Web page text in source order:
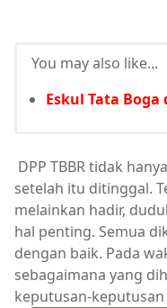
You may also like...
Eskul Tata Boga
DPP TBBR tidak
setelah itu ditinggal.
melainkan hadir,
hal penting. Semua
dengan baik. Pada
sebagaimana yang
keputusan-